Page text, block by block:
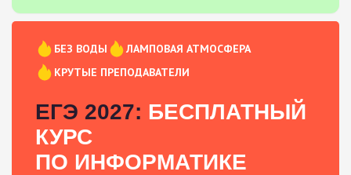
БЕЗ ВОДЫ
ЛАМПОВАЯ АТМОСФЕРА
КРУТЫЕ ПРЕПОДАВАТЕЛИ
ЕГЭ 2027: БЕСПЛАТНЫЙ
КУРС
ПО ИНФОРМАТИКЕ